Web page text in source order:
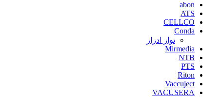
abon
ATS
CELLCO
Conda
نوار ادرار
Mirmedia
NTB
PTS
Riton
Vaccuject
VACUSERA